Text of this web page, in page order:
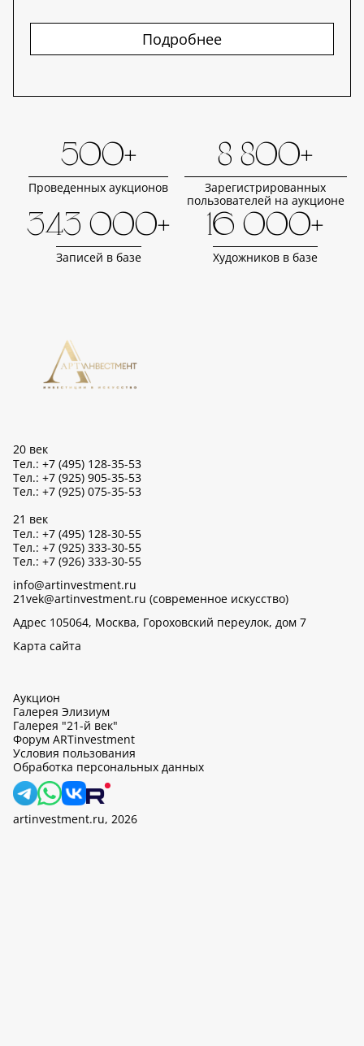
Подробнее
500+
Проведенных аукционов
8 800+
Зарегистрированных
пользователей на аукционе
343 000+
Записей в базе
16 000+
Художников в базе
20 век
Тел.: +7 (495) 128-35-53
Тел.: +7 (925) 905-35-53
Тел.: +7 (925) 075-35-53
21 век
Тел.: +7 (495) 128-30-55
Тел.: +7 (925) 333-30-55
Тел.: +7 (926) 333-30-55
info@artinvestment.ru
21vek@artinvestment.ru (современное искусство)
Адрес 105064, Москва, Гороховский переулок, дом 7
Карта сайта
Аукцион
Галерея Элизиум
Галерея "21-й век"
Форум ARTinvestment
Условия пользования
Обработка персональных данных
artinvestment.ru, 2026